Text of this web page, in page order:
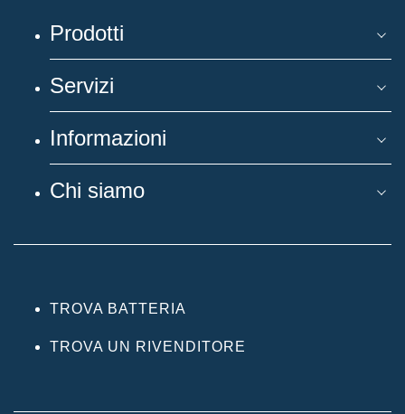
Prodotti
Servizi
Informazioni
Chi siamo
TROVA BATTERIA
TROVA UN RIVENDITORE